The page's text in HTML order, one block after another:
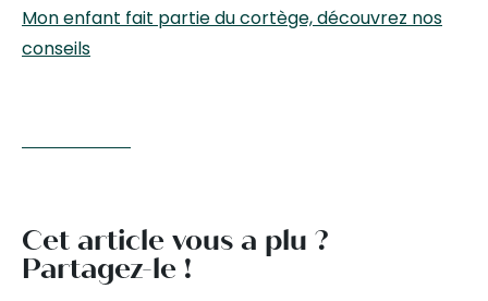
Mon enfant fait partie du cortège, découvrez nos
conseils
Cet article vous a plu ?
Partagez-le !